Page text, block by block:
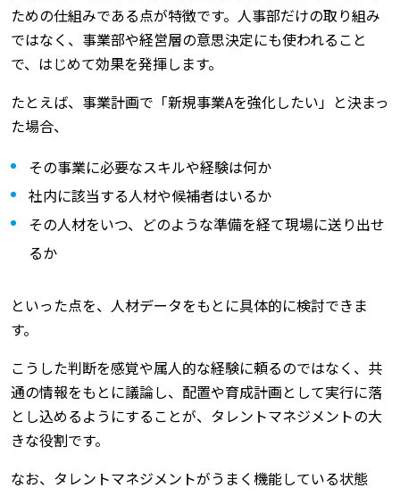
ための仕組みである点が特徴です。人事部だけの取り組み
ではなく、事業部や経営層の意思決定にも使われること
で、はじめて効果を発揮します。
たとえば、事業計画で「新規事業Aを強化したい」と決まっ
た場合、
その事業に必要なスキルや経験は何か
社内に該当する人材や候補者はいるか
その人材をいつ、どのような準備を経て現場に送り出せ
るか
といった点を、人材データをもとに具体的に検討できま
す。
こうした判断を感覚や属人的な経験に頼るのではなく、共
通の情報をもとに議論し、配置や育成計画として実行に落
とし込めるようにすることが、タレントマネジメントの大
きな役割です。
なお、タレントマネジメントがうまく機能している状態